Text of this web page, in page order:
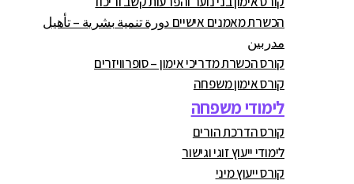
הכשרת מאמנים אישיים دورة تنمية بشرية – تأهيل
مدربين
קורס הכשרת מדריכי אימון – סופרוויזרים
קורס אימון משפחה
לימודי משפחה
קורס הדרכת הורים
לימודי ייעוץ זוגי וגישור
קורס ייעוץ מיני